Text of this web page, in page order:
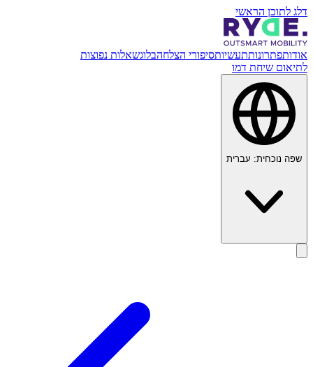
דלג לתוכן הראשי
אודותפתרונותתעשיותסיפורי הצלחהבלוגשאלות נפוצות
לתיאום שיחת דמו
שפה נוכחית: עברית